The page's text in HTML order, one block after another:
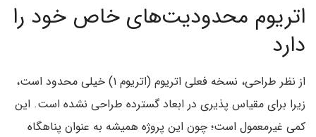
اتریوم محدودیت‌های خاص خود را
دارد
از نظر طراحی، نسخه فعلی اتریوم (اتریوم ۱) خیلی محدود است،
زیرا برای مقیاس پذیری در ابعاد گسترده طراحی نشده است. این
کمی غیرمعمول است؛ چون این پروژه همیشه به عنوان پناهگاه